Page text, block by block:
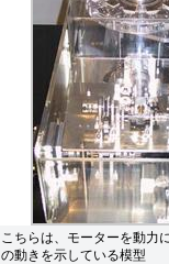
こちらは、モーターを動力
の動きを示している模型